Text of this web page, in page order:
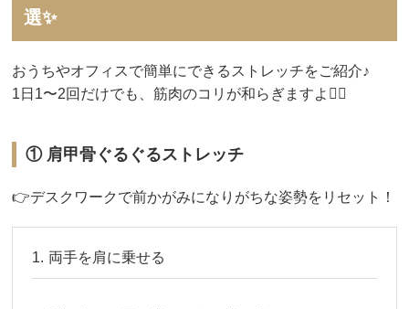
選✨
おうちやオフィスで簡単にできるストレッチをご紹介♪
1日1〜2回だけでも、筋肉のコリが和らぎますよ🧘‍♂️
① 肩甲骨ぐるぐるストレッチ
👉デスクワークで前かがみになりがちな姿勢をリセット！
両手を肩に乗せる